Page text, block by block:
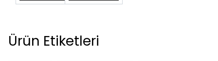
Ürün Etiketleri